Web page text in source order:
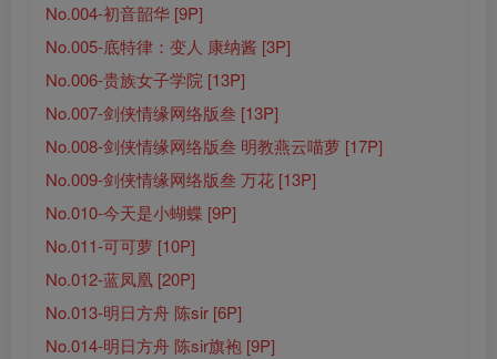
No.004-初音韶华 [9P]
No.005-底特律：变人 康纳酱 [3P]
No.006-贵族女子学院 [13P]
No.007-剑侠情缘网络版叁 [13P]
No.008-剑侠情缘网络版叁 明教燕云喵萝 [17P]
No.009-剑侠情缘网络版叁 万花 [13P]
No.010-今天是小蝴蝶 [9P]
No.011-可可萝 [10P]
No.012-蓝凤凰 [20P]
No.013-明日方舟 陈sir [6P]
No.014-明日方舟 陈sir旗袍 [9P]